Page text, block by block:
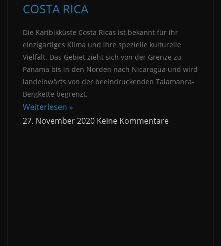
COSTA RICA
Die Karibikküste Costa Ricas ist bekannt für ihr
einzigartiges Klima und ihre spezielle kulturelle
Vielfalt. Das Gebiet zieht sich von der Grenze zu
Panama bis in den Norden nach Nicaragua und wird
landeinwärts von der beeindruckenden Talamanca-
Bergkette begrenzt.
Weiterlesen »
27. November 2020 Keine Kommentare